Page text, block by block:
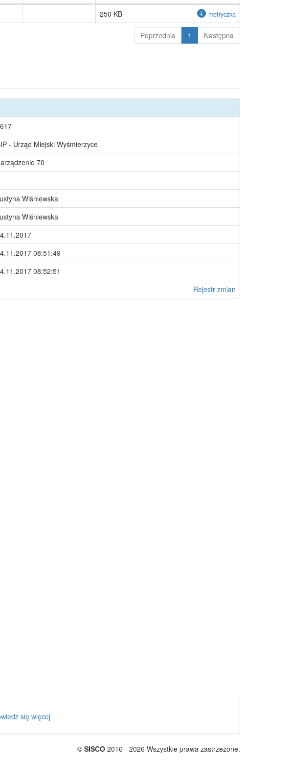
250 KB metryczka
Poprzednia 1 Następna
- Urząd Miejski Wyśmierzyce
70
Wiśniewska
Wiśniewska
08:51:49
08:52:51
Rejestr zmian
się więcej
© SISCO 2016 - 2026 Wszystkie prawa zastrzeżone.